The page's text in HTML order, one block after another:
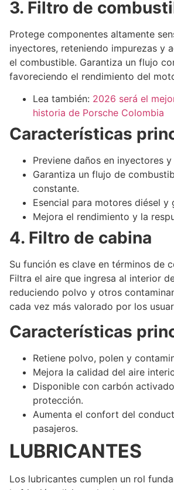
3. Filtro de
Protege componentes altamente
inyectores, reteniendo impurezas y
el combustible. Garantiza un flujo
favoreciendo el rendimiento del
Lea también: 2026 será el
historia de Porsche Colombia
Características
Previene daños en inyectores
Garantiza un flujo de
constante.
Esencial para motores diésel y
Mejora el rendimiento y la
4. Filtro de cabina
Su función es clave en términos de
Filtra el aire que ingresa al interior
reduciendo polvo y otros
cada vez más valorado por los
Características
Retiene polvo, polen y
Mejora la calidad del aire
Disponible con carbón
protección.
Aumenta el confort del
pasajeros.
LUBRICANTES
Los lubricantes cumplen un rol